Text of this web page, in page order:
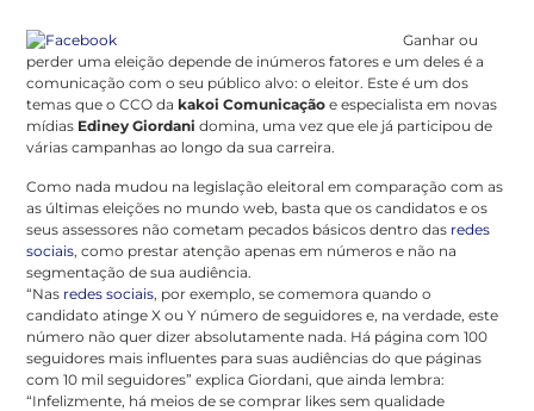
Ganhar ou
perder uma eleição depende de inúmeros fatores e um deles é a
comunicação com o seu público alvo: o eleitor. Este é um dos
temas que o CCO da kakoi Comunicação e especialista em novas
mídias Ediney Giordani domina, uma vez que ele já participou de
várias campanhas ao longo da sua carreira.
Como nada mudou na legislação eleitoral em comparação com as
as últimas eleições no mundo web, basta que os candidatos e os
seus assessores não cometam pecados básicos dentro das redes
sociais, como prestar atenção apenas em números e não na
segmentação de sua audiência.
“Nas redes sociais, por exemplo, se comemora quando o
candidato atinge X ou Y número de seguidores e, na verdade, este
número não quer dizer absolutamente nada. Há página com 100
seguidores mais influentes para suas audiências do que páginas
com 10 mil seguidores” explica Giordani, que ainda lembra:
“Infelizmente, há meios de se comprar likes sem qualidade